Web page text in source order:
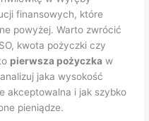
finansowych, które
powyżej. Warto zwrócić
kwota pożyczki czy
pierwsza pożyczka w
jaka wysokość
akceptowalna i jak szybko
pieniądze.